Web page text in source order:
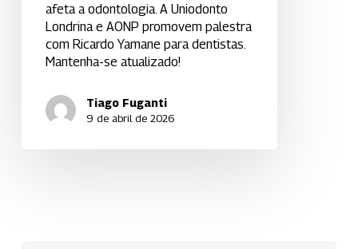
afeta a odontologia. A Uniodonto
Londrina e AONP promovem palestra
com Ricardo Yamane para dentistas.
Mantenha-se atualizado!
Tiago Fuganti
9 de abril de 2026